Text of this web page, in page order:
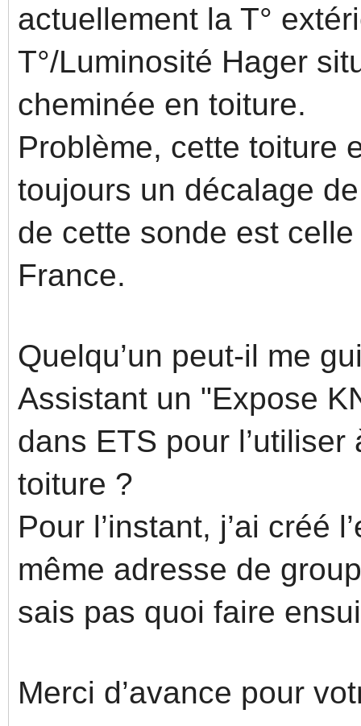
actuellement la T°
T°/Luminosité Hager
cheminée en toiture.
Problème, cette toiture
toujours un décalage
de cette sonde est
France.
Quelqu’un peut-il me
Assistant un "Expose
dans ETS pour
toiture ?
Pour l’instant, j’ai créé
même adresse de
sais pas quoi faire
Merci d’avance pour